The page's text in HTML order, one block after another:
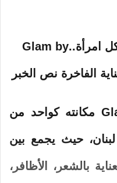
مكانته كواحد من
حيث يجمع بين
بالشعر، الأظافر،